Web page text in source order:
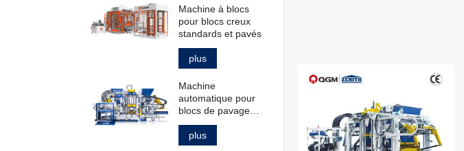
Machine à blocs
pour blocs creux
standards et pavés
plus
Machine
automatique pour
blocs de pavage
creux et pleins et
bordures de trottoir
plus